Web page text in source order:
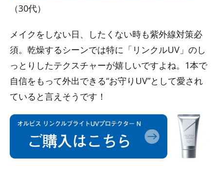
（30代）
メイクをしない日、したくない時も紫外線対策必
須。乾燥するシーンでは特に「リンクルUV」のし
っとりしたテクスチャーが嬉しいですよね。1本で
自信をもって外出できる“お守りUV”として愛され
ていると言えそうです！